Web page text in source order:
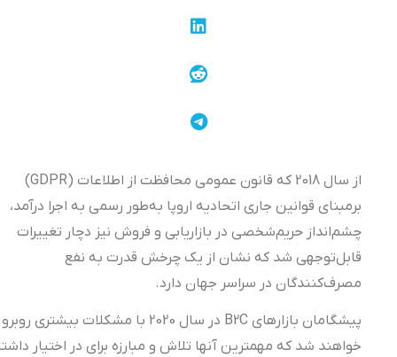
از سال 2018 که قانون عمومی محافظت از اطلاعات (GDPR)
برمبنای قوانین جاری اتحادیه اروپا به‌طور رسمی به‌ اجرا درآمد،
چشم‌انداز حریم‌شخصی در بازاریابی و فروش نیز دچار تغییرات
قابل‌توجهی شد که نشان از یک چرخش قدرت به نفع
مصرف‌کنندگان در سراسر جهان دارد.
پیشگامان بازارهای B2C در سال 2020 با مشکلات بیشتری روبرو
خواهند شد که مهمترین آنها تلاش و مبارزه برای در اختیار داشتن